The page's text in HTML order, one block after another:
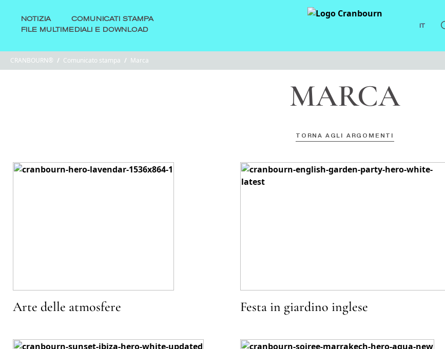
NOTIZIA COMUNICATI STAMPA
FILE MULTIMEDIALI E DOWNLOAD
CRANBOURN® / Comunicato stampa / Marca
MARCA
TORNA AGLI ARGOMENTI
Arte delle atmosfere Festa in giardino inglese